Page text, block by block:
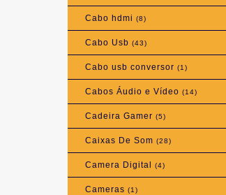
Cabo hdmi (8)
Cabo Usb (43)
Cabo usb conversor (1)
Cabos Áudio e Vídeo (14)
Cadeira Gamer (5)
Caixas De Som (28)
Camera Digital (4)
Cameras (1)